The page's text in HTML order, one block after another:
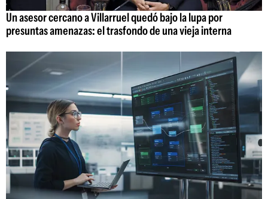
Un asesor cercano a Villarruel quedó bajo la lupa por
presuntas amenazas: el trasfondo de una vieja interna